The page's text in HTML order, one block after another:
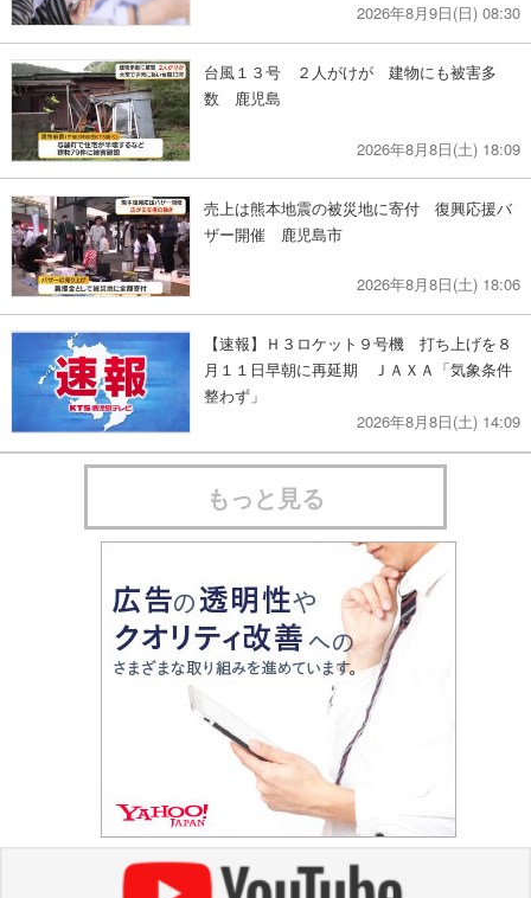
2026年8月9日(日) 08:30
台風１３号 ２人がけが 建物にも被害多
数 鹿児島
2026年8月8日(土) 18:09
売上は熊本地震の被災地に寄付 復興応援バ
ザー開催 鹿児島市
2026年8月8日(土) 18:06
【速報】Ｈ３ロケット９号機 打ち上げを８
月１１日早朝に再延期 ＪＡＸＡ「気象条件
整わず」
2026年8月8日(土) 14:09
もっと見る